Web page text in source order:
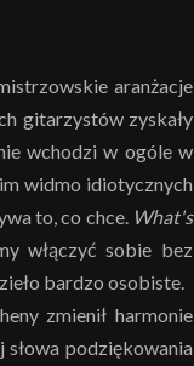
aranżacje
gitarzystów zyskały
wchodzi w ogóle w
widmo idiotycznych
to, co chce. What's
włączyć sobie bez
bardzo osobiste.
zmienił harmonie
podziękowania